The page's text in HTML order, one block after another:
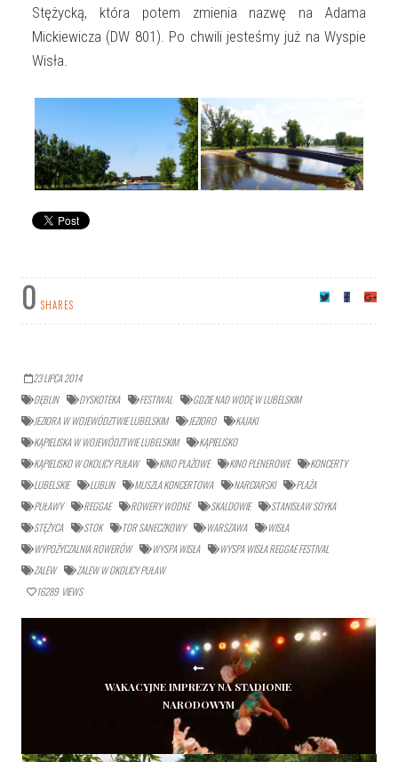
Stężycką, która potem zmienia nazwę na Adama
Mickiewicza (DW 801). Po chwili jesteśmy już na Wyspie
Wisła.
0 SHARES
23 LIPCA 2014
DĘBLIN
DYSKOTEKA FESTIWAL
GDZIE NAD WODĘ W LUBELSKIM
JEZIORA W WOJEWÓDZTWIE LUBELSKIM
JEZIORO
KAJAKI
KĄPIELISKA W WOJEWÓDZTWIE LUBELSKIM
KĄPIELISKO
KĄPIELISKO W OKOLICY PUŁAW
KINO PLAŻOWE KINO PLENEROWE
KONCERTY
LUBELSKIE
LUBLIN MUSZLA KONCERTOWA NARCIARSKI
PLAŻA
PUŁAWY
REGGAE ROWERY WODNE SKALDOWIE
STANISŁAW SOYKA
STĘŻYCA
STOK TOR SANECZKOWY WARSZAWA
WISŁA
WYPOŻYCZALNIA ROWERÓW
WYSPA WISŁA
WYSPA WISŁA REGGAE FESTIVAL
ZALEW
ZALEW W OKOLICY PUŁAW
16289 VIEWS
WAKACYJNE IMPREZY NA STADIONIE
NARODOWYM